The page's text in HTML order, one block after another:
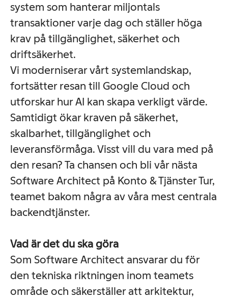
system som hanterar miljontals
transaktioner varje dag och ställer höga
krav på tillgänglighet, säkerhet och
driftsäkerhet.
Vi moderniserar vårt systemlandskap,
fortsätter resan till Google Cloud och
utforskar hur AI kan skapa verkligt värde.
Samtidigt ökar kraven på säkerhet,
skalbarhet, tillgänglighet och
leveransförmåga. Visst vill du vara med på
den resan? Ta chansen och bli vår nästa
Software Architect på Konto & Tjänster Tur,
teamet bakom några av våra mest centrala
backendtjänster.
Vad är det du ska göra
Som Software Architect ansvarar du för
den tekniska riktningen inom teamets
område och säkerställer att arkitektur,